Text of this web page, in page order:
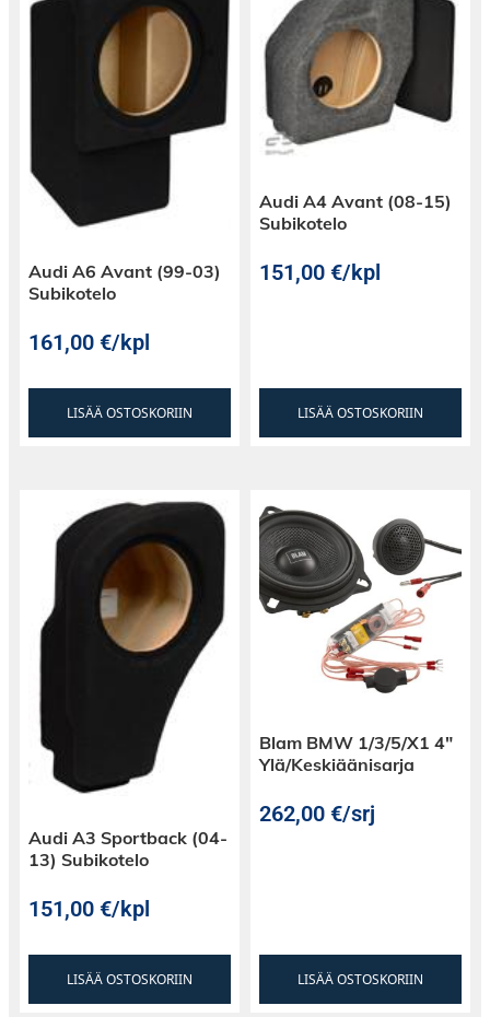
VW1:ssä on avoin sininen johto, josta saat
antenniadapterin vaatiman herätteen. Mikäli et
kytke sinistä johtoa, muista suojata johto
huolellisesti.
Audi A6 Avant (99-03)
Subikotelo
161,00€/kpl
LISÄÄ OSTOSKORIIN
Audi A4 Avant (08-15)
Subikotelo
151,00€/kpl
LISÄÄ OSTOSKORIIN
Audi A3 Sportback (04-
13) Subikotelo
151,00€/kpl
LISÄÄ OSTOSKORIIN
Blam BMW 1/3/5/X1 4″
Ylä/Keskiäänisarja
262,00€/srj
LISÄÄ OSTOSKORIIN